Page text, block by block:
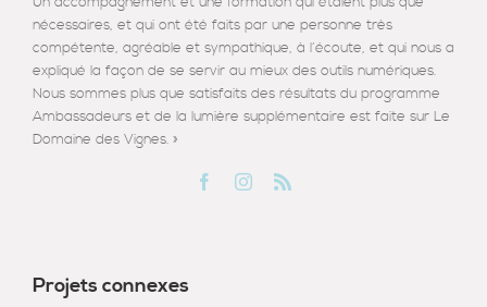
nécessaires, et qui ont été faits par une personne très
compétente, agréable et sympathique, à l’écoute, et qui nous a
expliqué la façon de se servir au mieux des outils numériques.
Nous sommes plus que satisfaits des résultats du programme
Ambassadeurs et de la lumière supplémentaire est faite sur Le
Domaine des Vignes. »
Projets connexes